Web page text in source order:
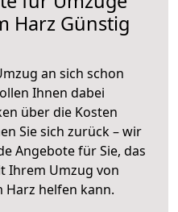
Harz Günstig
an sich schon
Ihnen dabei
über die Kosten
Sie sich zurück – wir
Angebote für Sie, das
Ihrem Umzug von
Harz helfen kann.